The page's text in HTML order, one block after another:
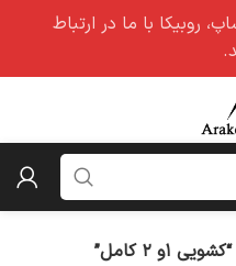
۲ کامل”
روبیکا با ما در ارتباط